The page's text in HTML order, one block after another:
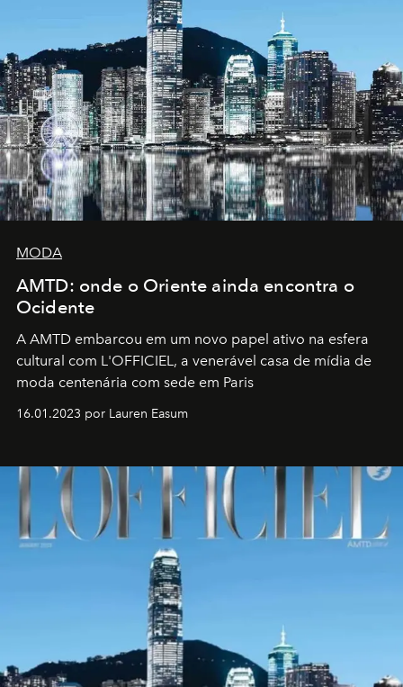
MODA
AMTD: onde o Oriente ainda encontra o
Ocidente
A AMTD embarcou em um novo papel ativo na esfera
cultural com L'OFFICIEL, a venerável casa de mídia de
moda centenária com sede em Paris
16.01.2023 por Lauren Easum